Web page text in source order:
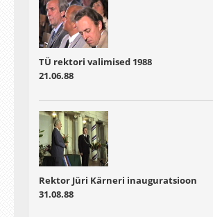
TÜ rektori valimised 1988
21.06.88
Rektor Jüri Kärneri inauguratsioon
31.08.88